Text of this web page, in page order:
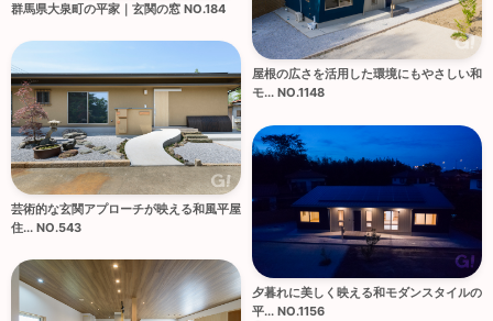
群馬県大泉町の平家｜玄関の窓 NO.184
屋根の広さを活用した環境にもやさしい和
モ... NO.1148
芸術的な玄関アプローチが映える和風平屋
住... NO.543
夕暮れに美しく映える和モダンスタイルの
平... NO.1156